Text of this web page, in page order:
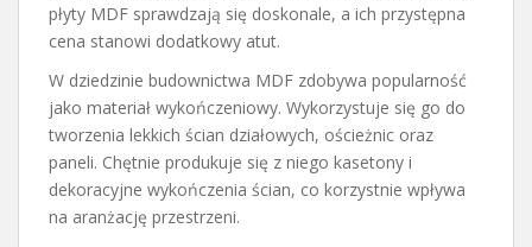
płyty MDF sprawdzają się doskonale, a ich przystępna
cena stanowi dodatkowy atut.
W dziedzinie budownictwa MDF zdobywa popularność
jako materiał wykończeniowy. Wykorzystuje się go do
tworzenia lekkich ścian działowych, ościeżnic oraz
paneli. Chętnie produkuje się z niego kasetony i
dekoracyjne wykończenia ścian, co korzystnie wpływa
na aranżację przestrzeni.